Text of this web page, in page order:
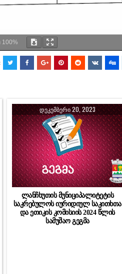
100%
ᲓᲔᲙᲔᲛᲑᲔᲠᲘ 20, 2023
ლანჩხუთის მუნიციპალიტეტის
საკრებულოს იურიდიულ საკითხთა
და ეთიკის კომისიის 2024 წლის
სამუშაო გეგმა